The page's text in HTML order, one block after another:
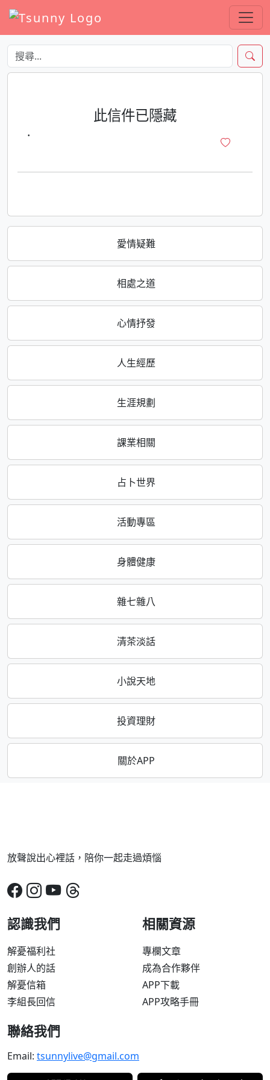
愛情疑難
相處之道
心情抒發
人生經歷
生涯規劃
課業相關
占卜世界
活動專區
身體健康
雜七雜八
清茶淡話
小說天地
投資理財
關於APP
此信件已隱藏
·
放聲說出心裡話，陪你一起走過煩惱
認識我們
解憂福利社
創辦人的話
解憂信箱
李組長回信
相關資源
專欄文章
成為合作夥伴
APP下載
APP攻略手冊
聯絡我們
Email: tsunnylive@gmail.com